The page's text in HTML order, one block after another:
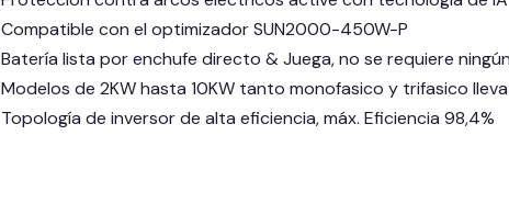
Compatible con el optimizador SUN2000-450W-P
Batería lista por enchufe directo & Juega, no se requiere
Modelos de 2KW hasta 10KW tanto monofasico y trifasico
Topología de inversor de alta eficiencia, máx. Eficiencia 98,4%